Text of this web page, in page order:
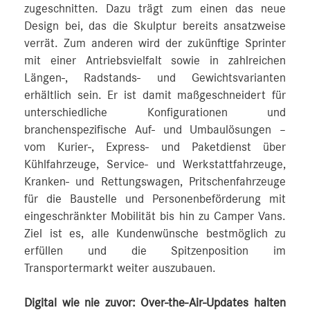
zugeschnitten. Dazu trägt zum einen das neue
Design bei, das die Skulptur bereits ansatzweise
verrät. Zum anderen wird der zukünftige Sprinter
mit einer Antriebsvielfalt sowie in zahlreichen
Längen-, Radstands- und Gewichtsvarianten
erhältlich sein. Er ist damit maßgeschneidert für
unterschiedliche Konfigurationen und
branchenspezifische Auf- und Umbaulösungen –
vom Kurier-, Express- und Paketdienst über
Kühlfahrzeuge, Service- und Werkstattfahrzeuge,
Kranken- und Rettungswagen, Pritschenfahrzeuge
für die Baustelle und Personenbeförderung mit
eingeschränkter Mobilität bis hin zu Camper Vans.
Ziel ist es, alle Kundenwünsche bestmöglich zu
erfüllen und die Spitzenposition im
Transportermarkt weiter auszubauen.
Digital wie nie zuvor: Over-the-Air-Updates halten